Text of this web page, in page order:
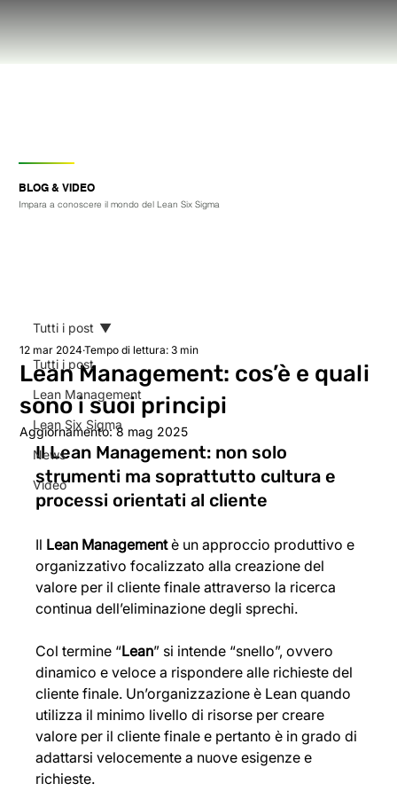
Tutti i post
Lean Management
Lean Six Sigma
News
Video
Tutti i post
Lean Management: cos’è e quali
sono i suoi principi
12 mar 2024 Tempo di lettura: 3 min
Aggiornamento:8 mag 2025
Il Lean Management: non solo
strumenti ma soprattutto cultura e
processi orientati al cliente
Il Lean Management è un approccio produttivo e
organizzativo focalizzato alla creazione del
valore per il cliente finale attraverso la ricerca
continua dell’eliminazione degli sprechi.
Col termine “Lean” si intende “snello”, ovvero
dinamico e veloce a rispondere alle richieste del
cliente finale. Un’organizzazione è Lean quando
utilizza il minimo livello di risorse per creare
valore per il cliente finale e pertanto è in grado di
adattarsi velocemente a nuove esigenze e
richieste.
BLOG & VIDEO
Impara a conoscere il mondo del Lean Six Sigma